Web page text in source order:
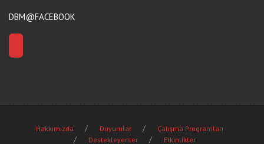
DBM@FACEBOOK
Hakkımızda Duyurular
Çalışma Programları
Destekleyenler
Etkinlikler